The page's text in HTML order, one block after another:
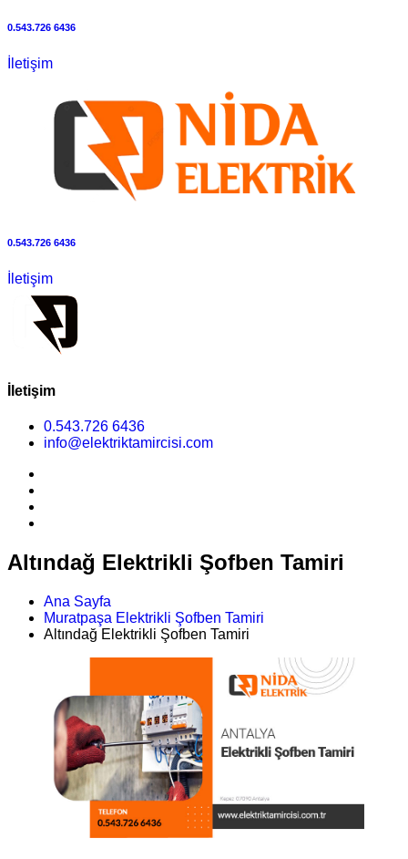
0.543.726 6436
İletişim
0.543.726 6436
İletişim
İletişim
0.543.726 6436
info@elektriktamircisi.com
Altındağ Elektrikli Şofben Tamiri
Ana Sayfa
Muratpaşa Elektrikli Şofben Tamiri
Altındağ Elektrikli Şofben Tamiri